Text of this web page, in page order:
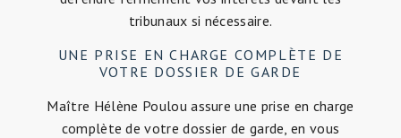
tribunaux si nécessaire.
UNE PRISE EN CHARGE COMPLÈTE DE
VOTRE DOSSIER DE GARDE
Maître Hélène Poulou assure une prise en charge
complète de votre dossier de garde, en vous